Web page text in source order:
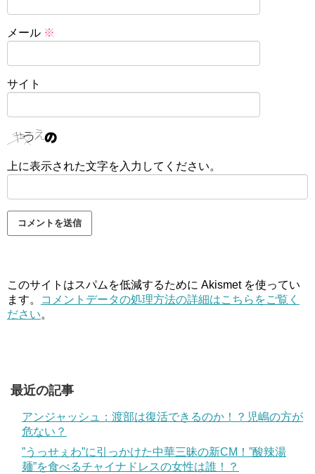
メール ※
サイト
上に表示された文字を入力してください。
このサイトはスパムを低減するために Akismet を使ってい
ます。
コメントデータの処理方法の詳細はこちらをご覧く
ださい。
最近の記事
アンジャッシュ：渡部は復活できるのか！？児嶋の方が
危ない？
”うっせぇわ”に引っかけた中華三昧の新CM！”酸辣湯
麺”を食べるチャイナドレスの女性は誰！？